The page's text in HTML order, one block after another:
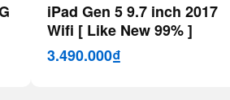
iPad Gen 5 9.7 inch 2017
Wifi [ Like New 99% ]
3.490.000₫